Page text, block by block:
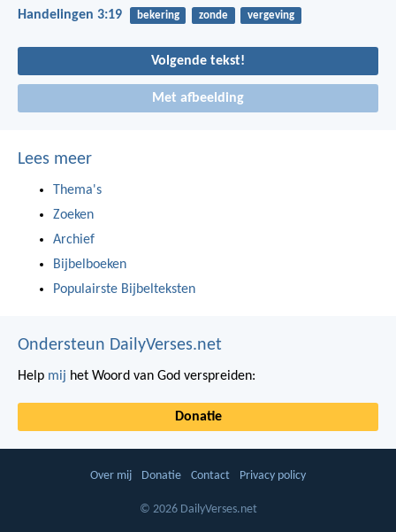
Handelingen 3:19 bekering zonde vergeving
Volgende tekst!
Met afbeelding
Lees meer
Thema's
Zoeken
Archief
Bijbelboeken
Populairste Bijbelteksten
Ondersteun DailyVerses.net
Help mij het Woord van God verspreiden:
Donatie
Over mij Donatie Contact Privacy policy
© 2026 DailyVerses.net